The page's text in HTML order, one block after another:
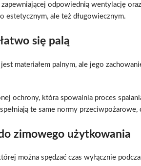
odpowiednią wentylację
estetycznym, ale też długowiecznym.
się palą
materiałem palnym, ale jego
ochrony, która spowalnia proces
te same normy
zimowego użytkowania
można spędzać czas wyłącznie